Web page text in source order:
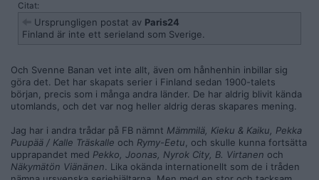
Citat:
Ursprungligen postat av Paris24
Finland är inte ett serieland som Sverige.
Och Svenne Banan vet inte allt, även om hånhenhin inbillar sig
göra det. Det har skapats serier i Finland sedan 1900-talets
början, precis som i många andra länder. De har aldrig blivit kända
utomlands, och det var nog heller aldrig deras skapares mening.
Jag har i andra trådar på FB nämnt Mämmilä, Kieku & Kaiku, Pekka
Puupää / Kalle Träskalle och Rymy-Eetu , och skulle kunna fortsätta
upprapandet med Pekko, Joonas, Nyrok City, B. Virtanen och
Näkymätön Viänänen. Lika okända internationellt som de i tråden